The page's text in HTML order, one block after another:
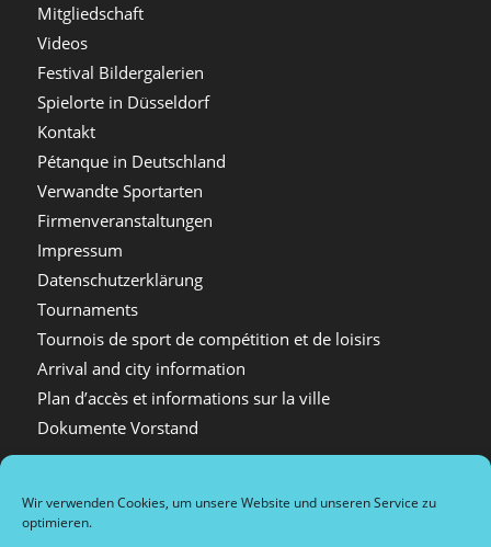
Wir verwenden Cookies, um unsere Website und unseren Service zu
optimieren.
Mitgliedschaft
Videos
Festival Bildergalerien
Spielorte in Düsseldorf
Kontakt
Pétanque in Deutschland
Verwandte Sportarten
Firmenveranstaltungen
Impressum
Datenschutzerklärung
Tournaments
Tournois de sport de compétition et de loisirs
Arrival and city information
Plan d’accès et informations sur la ville
Dokumente Vorstand